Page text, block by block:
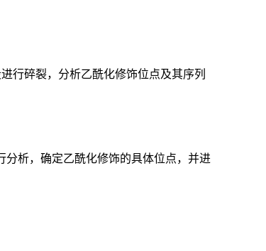
行碎裂，分析乙酰化修饰位点及其序列
分析，确定乙酰化修饰的具体位点，并进